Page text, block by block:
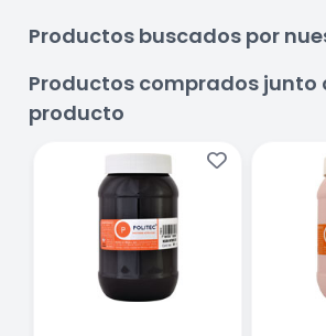
Productos buscados por
Productos comprados junto
producto